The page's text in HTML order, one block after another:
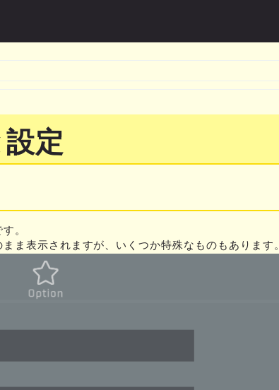
定
。
ま表示されますが、いくつか特殊なものもあります。